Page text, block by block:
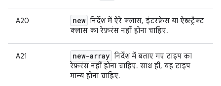
A20 new निर्देश में ऐरे क्लास, इंटरफ़ेस या ऐब्स्ट्रैक्ट
क्लास का रेफ़रंस नहीं होना चाहिए.
A21 new-array निर्देश में बताए गए टाइप का
रेफ़रंस नहीं होना चाहिए. साथ ही, यह टाइप
मान्य होना चाहिए.